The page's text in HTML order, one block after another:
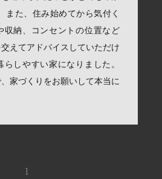
また、住み始めてから気付く
収納、コンセントの位置など
えてアドバイスしていただけ
しやすい家になりました。
家づくりをお願いして本当に
1